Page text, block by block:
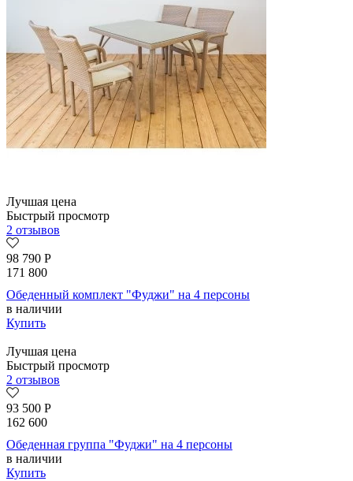
Лучшая цена
Быстрый просмотр
2 отзывов
98 790 Р
171 800
Обеденный комплект "Фуджи" на 4 персоны
в наличии
Купить
Лучшая цена
Быстрый просмотр
2 отзывов
93 500 Р
162 600
Обеденная группа "Фуджи" на 4 персоны
в наличии
Купить